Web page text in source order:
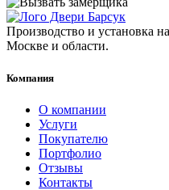
Производство и установка
Москве и области.
Компания
О компании
Услуги
Покупателю
Портфолио
Отзывы
Контакты